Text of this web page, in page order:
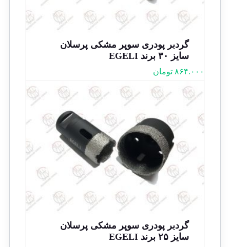
گردبر پودری سوپر مشکی پرسلان
سایز ۳۰ برند EGELI
۸۶۴.۰۰۰ تومان
گردبر پودری سوپر مشکی پرسلان
سایز ۲۵ برند EGELI